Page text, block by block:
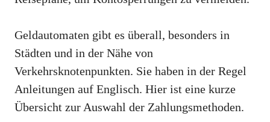
Geldautomaten gibt es überall, besonders in
Städten und in der Nähe von
Verkehrsknotenpunkten. Sie haben in der Regel
Anleitungen auf Englisch. Hier ist eine kurze
Übersicht zur Auswahl der Zahlungsmethoden.